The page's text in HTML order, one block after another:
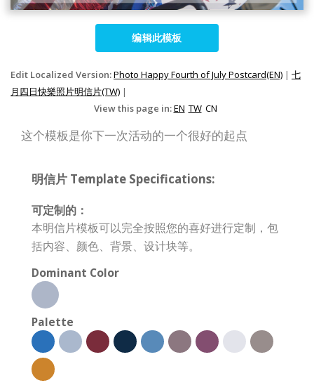
编辑此模板
Edit Localized Version:Photo Happy Fourth of July Postcard(EN) | 七
月四日快樂照片明信片(TW) |
View this page in:EN TW CN
这个模板是你下一次活动的一个很好的起点
明信片 Template Specifications:
可定制的：
本明信片模板可以完全按照您的喜好进行定制，包
括内容、颜色、背景、设计块等。
Dominant Color
Palette